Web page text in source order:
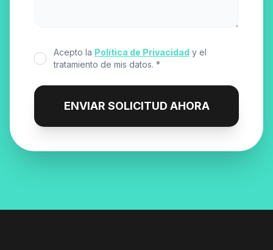
Acepto la Política de Privacidad y el
tratamiento de mis datos. *
ENVIAR SOLICITUD AHORA